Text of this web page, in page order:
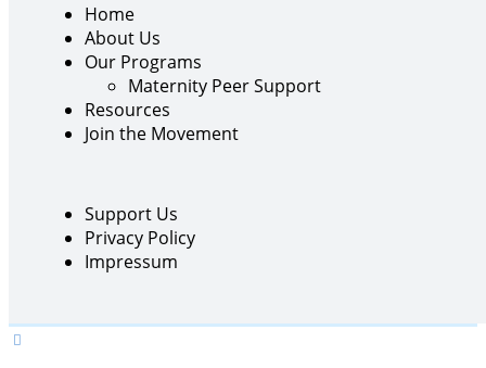
Home
About Us
Our Programs
Maternity Peer Support
Resources
Join the Movement
Support Us
Privacy Policy
Impressum